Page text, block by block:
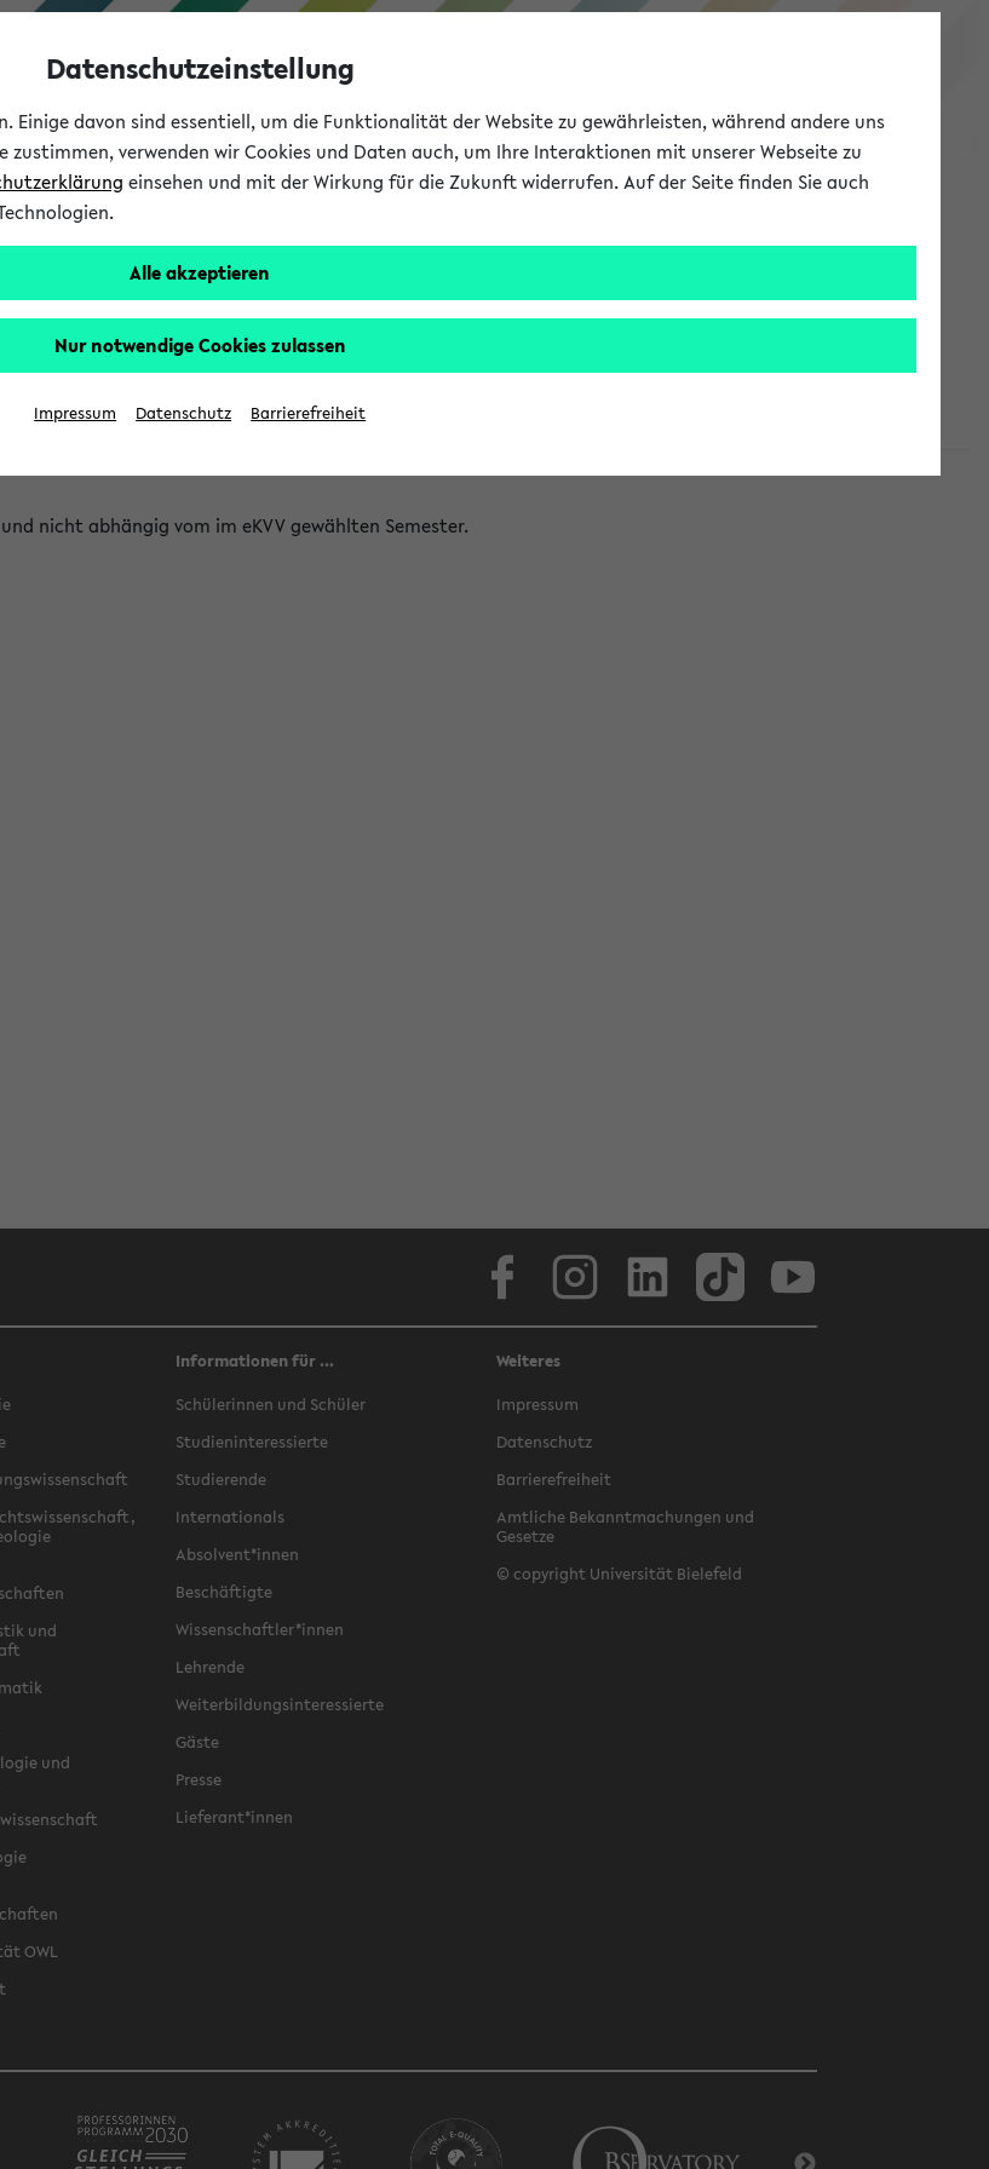
eKVV
Veranstaltungen
nicht abhängig vom im eKVV gewählten Semester.
und
und
OWL
Informationen für ...
Schülerinnen und Schüler
Studieninteressierte
Studierende
Internationals
Absolvent*innen
Beschäftigte
Wissenschaftler*innen
Lehrende
Weiterbildungsinteressierte
Gäste
Presse
Lieferant*innen
Weiteres
Impressum
Datenschutz
Barrierefreiheit
Amtliche Bekanntmachungen und
Gesetze
© copyright Universität Bielefeld
Datenschutzeinstellung
Einige davon sind essentiell, um die Funktionalität der Website zu gewährleisten, während andere uns
zustimmen, verwenden wir Cookies und Daten auch, um Ihre Interaktionen mit unserer Webseite zu
einsehen und mit der Wirkung für die Zukunft widerrufen. Auf der Seite finden Sie auch
Alle akzeptieren
Nur notwendige Cookies zulassen
Impressum Datenschutz Barrierefreiheit